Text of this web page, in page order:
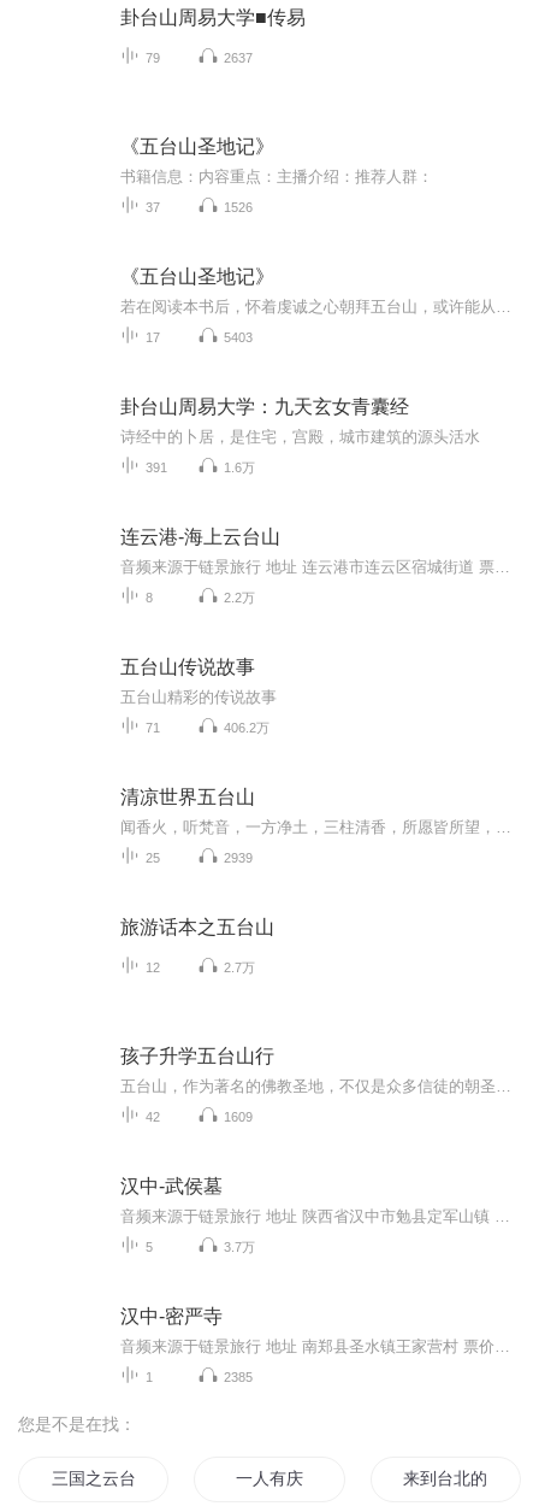
卦台山周易大学■传易
79 2637
《五台山圣地记》
书籍信息：内容重点：主播介绍：推荐人群：
37 1526
《五台山圣地记》
17 5403
卦台山周易大学：九天玄女青囊经
诗经中的卜居，是住宅，宫殿，城市建筑的源头活水
391 1.6万
连云港-海上云台山
8 2.2万
五台山传说故事
五台山精彩的传说故事
71 406.2万
清凉世界五台山
25 2939
旅游话本之五台山
12 2.7万
孩子升学五台山行
42 1609
汉中-武侯墓
5 3.7万
汉中-密严寺
1 2385
您是不是在找：
三国之云台 一人有庆 来到台北的梦想